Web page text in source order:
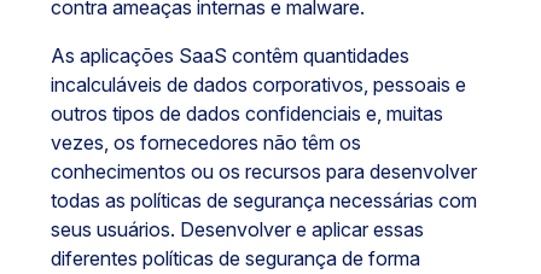
contra ameaças internas e malware.
As aplicações SaaS contêm quantidades
incalculáveis de dados corporativos, pessoais e
outros tipos de dados confidenciais e, muitas
vezes, os fornecedores não têm os
conhecimentos ou os recursos para desenvolver
todas as políticas de segurança necessárias com
seus usuários. Desenvolver e aplicar essas
diferentes políticas de segurança de forma